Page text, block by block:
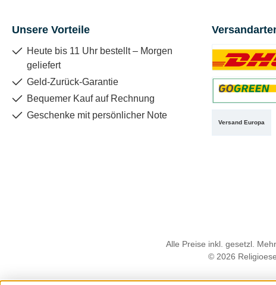
Unsere Vorteile
Heute bis 11 Uhr bestellt – Morgen
geliefert
Geld-Zurück-Garantie
Bequemer Kauf auf Rechnung
Geschenke mit persönlicher Note
Versand Europa
Alle Preise inkl. gesetzl.
© 2026